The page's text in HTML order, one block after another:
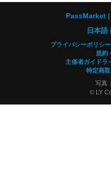
PassMarket
日本語
プライバシーポリシー
規約
主催者ガイドラ
特定商
写真
© LY